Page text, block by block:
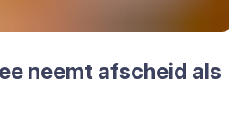
neemt afscheid als